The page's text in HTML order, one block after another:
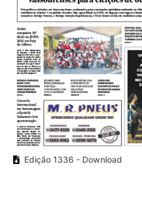
Edição 1336 - Download